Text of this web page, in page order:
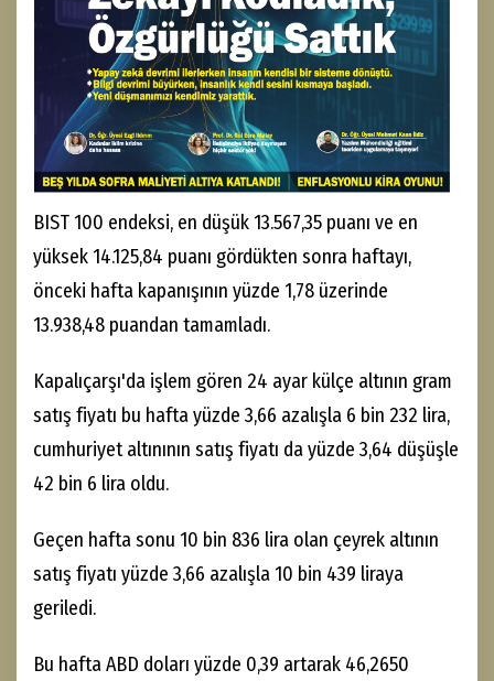
BIST 100 endeksi, en düşük 13.567,35 puanı ve en
yüksek 14.125,84 puanı gördükten sonra haftayı,
önceki hafta kapanışının yüzde 1,78 üzerinde
13.938,48 puandan tamamladı.
Kapalıçarşı'da işlem gören 24 ayar külçe altının gram
satış fiyatı bu hafta yüzde 3,66 azalışla 6 bin 232 lira,
cumhuriyet altınının satış fiyatı da yüzde 3,64 düşüşle
42 bin 6 lira oldu.
Geçen hafta sonu 10 bin 836 lira olan çeyrek altının
satış fiyatı yüzde 3,66 azalışla 10 bin 439 liraya
geriledi.
Bu hafta ABD doları yüzde 0,39 artarak 46,2650